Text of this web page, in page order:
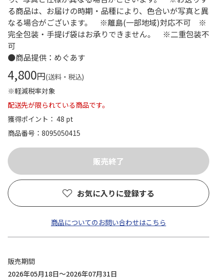
る商品は、お届けの時期・品種により、色合いが写真と異
なる場合がございます。 ※離島(一部地域)対応不可 ※
完全包装・手提げ袋はお承りできません。 ※二重包装不
可
●商品提供：めぐあす
4,800円(送料・税込)
※軽減税率対象
配送先が限られている商品です。
獲得ポイント： 48 pt
商品番号
8095050415
お気に入りに登録する
商品についてのお問い合わせはこちら
販売期間
2026年05月18日～2026年07月31日